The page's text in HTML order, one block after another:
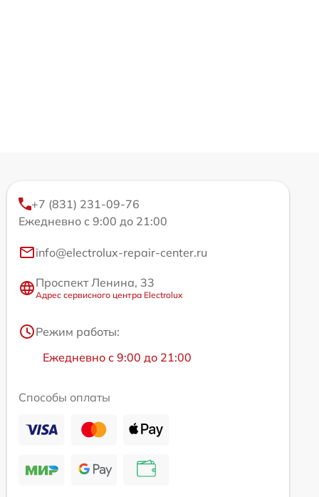
+7 (831) 231-09-76
Ежедневно с 9:00 до 21:00
info@electrolux-repair-center.ru
Проспект Ленина, 33
Адрес сервисного центра Electrolux
Режим работы:
Ежедневно с 9:00 до 21:00
Способы оплаты